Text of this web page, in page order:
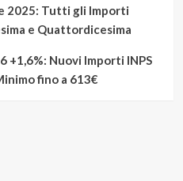
2025: Tutti gli Importi
e Quattordicesima
+1,6%: Nuovi Importi INPS
fino a 613€